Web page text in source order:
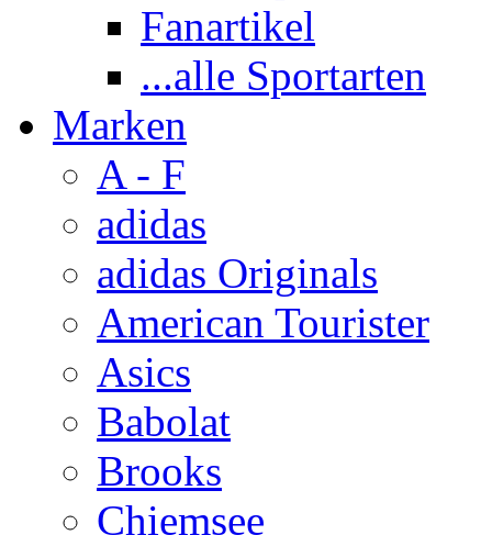
Fanartikel
...alle Sportarten
Marken
A - F
adidas
adidas Originals
American Tourister
Asics
Babolat
Brooks
Chiemsee